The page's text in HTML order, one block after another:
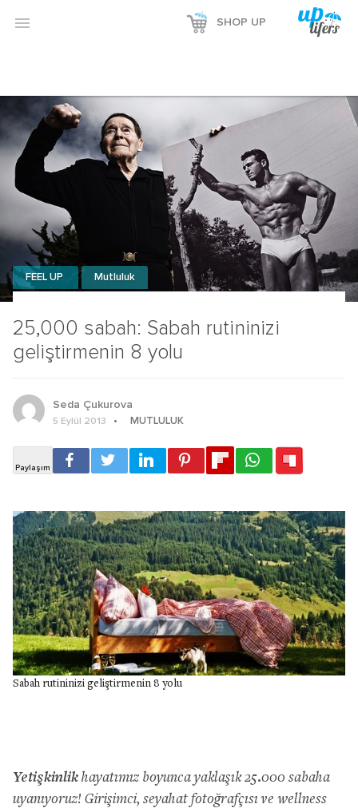
 SHOP UP
25,000 sabah: Sabah rutininizi
geliştirmenin 8 yolu
FEEL UP Mutluluk
Seda Çukurova
5 Eylül 2013 MUTLULUK
Sabah rutininizi geliştirmenin 8 yolu
Yetişkinlik hayatımız boyunca yaklaşık 25.000 sabaha
uyanıyoruz! Girişimci, seyahat fotoğrafçısı ve wellness